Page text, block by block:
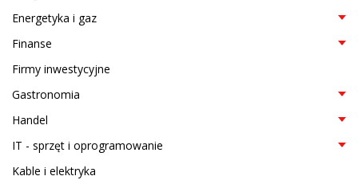
Energetyka i gaz
Finanse
Firmy inwestycyjne
Gastronomia
Handel
IT - sprzęt i oprogramowanie
Kable i elektryka